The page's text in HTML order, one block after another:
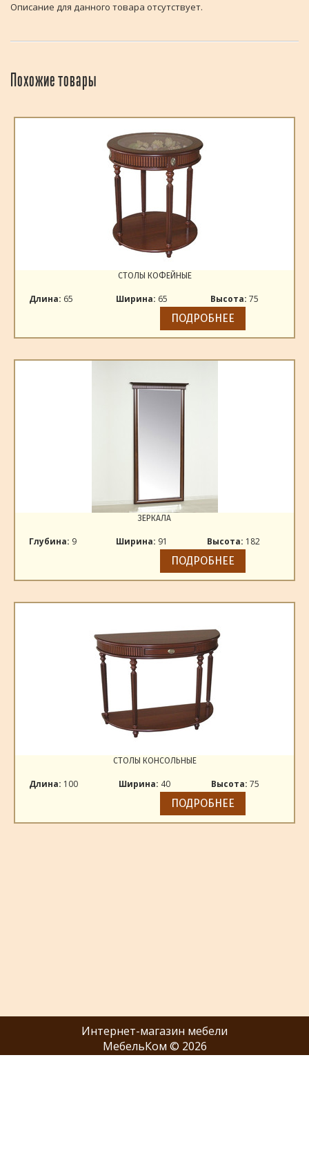
Описание для данного товара отсутствует.
Похожие товары
СТОЛЫ КОФЕЙНЫЕ
Длина: 65 Ширина: 65 Высота: 75
ПОДРОБНЕЕ
ЗЕРКАЛА
Глубина: 9 Ширина: 91 Высота: 182
ПОДРОБНЕЕ
СТОЛЫ КОНСОЛЬНЫЕ
Длина: 100 Ширина: 40 Высота: 75
ПОДРОБНЕЕ
Интернет-магазин мебели
МебельКом © 2026